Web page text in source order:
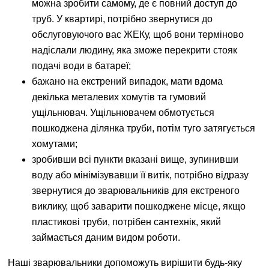
можна зробити самому, де є повний доступ до
труб. У квартирі, потрібно звернутися до
обслуговуючого вас ЖЕКу, щоб вони терміново
надіслали людину, яка зможе перекрити стояк
подачі води в батареї;
бажано на екстрений випадок, мати вдома
декілька металевих хомутів та гумовий
ущільнювач. Ущільнювачем обмотується
пошкоджена ділянка труби, потім туго затягується
хомутами;
зробивши всі пункти вказані вище, зупинивши
воду або мінімізувавши її витік, потрібно відразу
звернутися до зварювальників для екстреного
виклику, щоб заварити пошкоджене місце, якщо
пластикові труби, потрібен сантехнік, який
займається даним видом роботи.
Наші зварювальники допоможуть вирішити будь-яку